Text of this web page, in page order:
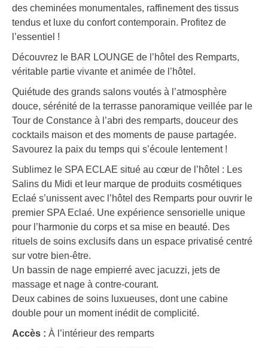
des cheminées monumentales, raffinement des tissus
tendus et luxe du confort contemporain. Profitez de
l’essentiel !
Découvrez le BAR LOUNGE de l’hôtel des Remparts,
véritable partie vivante et animée de l’hôtel.
Quiétude des grands salons voutés à l’atmosphère
douce, sérénité de la terrasse panoramique veillée par le
Tour de Constance à l’abri des remparts, douceur des
cocktails maison et des moments de pause partagée.
Savourez la paix du temps qui s’écoule lentement !
Sublimez le SPA ECLAE situé au cœur de l’hôtel : Les
Salins du Midi et leur marque de produits cosmétiques
Eclaé s’unissent avec l’hôtel des Remparts pour ouvrir le
premier SPA Eclaé. Une expérience sensorielle unique
pour l’harmonie du corps et sa mise en beauté. Des
rituels de soins exclusifs dans un espace privatisé centré
sur votre bien-être.
Un bassin de nage empierré avec jacuzzi, jets de
massage et nage à contre-courant.
Deux cabines de soins luxueuses, dont une cabine
double pour un moment inédit de complicité.
Accès : À l’intérieur des remparts